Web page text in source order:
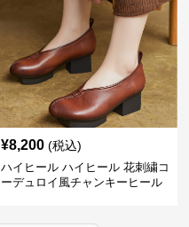
¥8,200 (税込)
ハイヒール ハイヒール 花刺繍コ
ーデュロイ風チャンキーヒール